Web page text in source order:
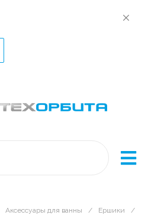
Аксессуары для ванны / Ершики /